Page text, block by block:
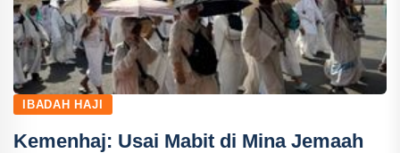
IBADAH HAJI
Kemenhaj: Usai Mabit di Mina Jemaah